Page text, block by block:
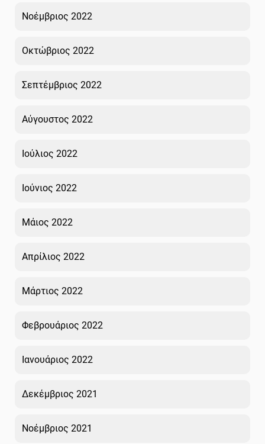
Νοέμβριος 2022
Οκτώβριος 2022
Σεπτέμβριος 2022
Αύγουστος 2022
Ιούλιος 2022
Ιούνιος 2022
Μάιος 2022
Απρίλιος 2022
Μάρτιος 2022
Φεβρουάριος 2022
Ιανουάριος 2022
Δεκέμβριος 2021
Νοέμβριος 2021